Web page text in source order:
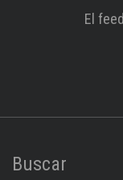
El
Buscar